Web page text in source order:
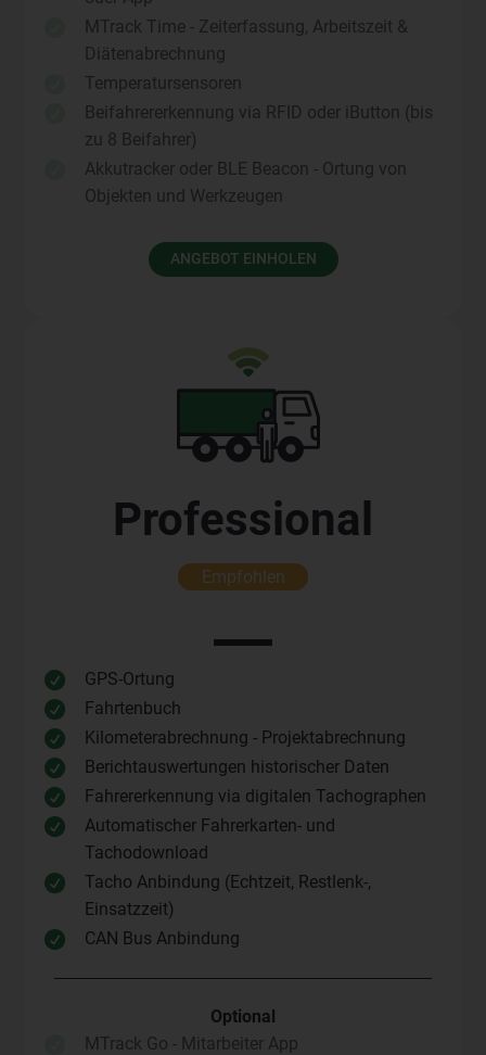
MTrack Time - Zeiterfassung, Arbeitszeit &
Diätenabrechnung
Temperatursensoren
Beifahrererkennung via RFID oder iButton (bis
zu 8 Beifahrer)
Akkutracker oder BLE Beacon - Ortung von
Objekten und Werkzeugen
ANGEBOT EINHOLEN
Professional
Empfohlen

GPS-Ortung

Fahrtenbuch

Kilometerabrechnung - Projektabrechnung

Berichtauswertungen historischer Daten

Fahrererkennung via digitalen Tachographen

Automatischer Fahrerkarten- und
Tachodownload

Tacho Anbindung (Echtzeit, Restlenk-,
Einsatzzeit)

CAN Bus Anbindung
Optional
MTrack Go - Mitarbeiter App